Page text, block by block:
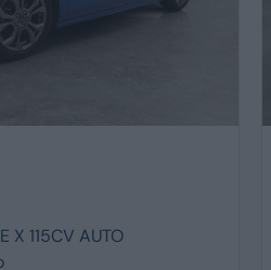
X 115CV AUTO